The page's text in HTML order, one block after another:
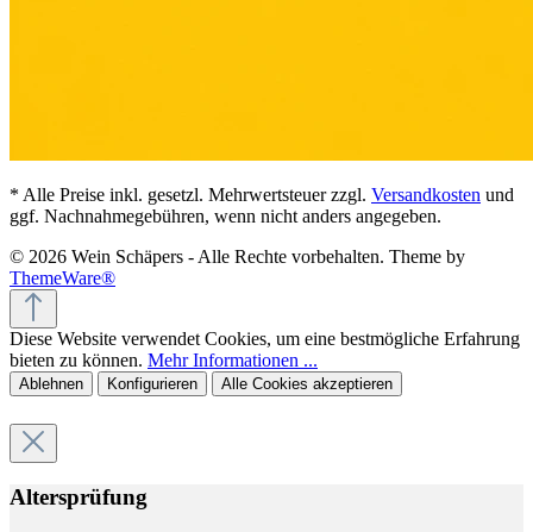
* Alle Preise inkl. gesetzl. Mehrwertsteuer zzgl. Versandkosten und
ggf. Nachnahmegebühren, wenn nicht anders angegeben.
© 2026 Wein Schäpers - Alle Rechte vorbehalten. Theme by
ThemeWare®
Diese Website verwendet Cookies, um eine bestmögliche Erfahrung
bieten zu können. Mehr Informationen ...
Ablehnen Konfigurieren Alle Cookies akzeptieren
Altersprüfung